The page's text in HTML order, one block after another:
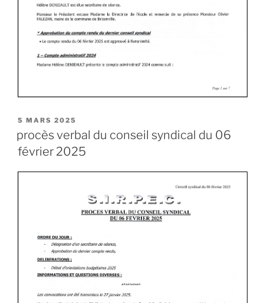
5 MARS 2025
procès verbal du conseil syndical du 06
février 2025